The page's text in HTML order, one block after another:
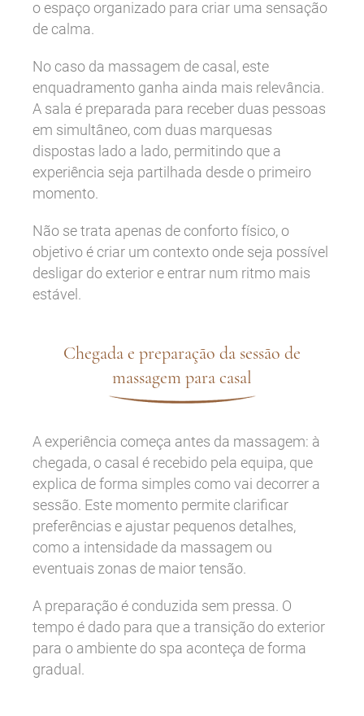
o espaço organizado para criar uma sensação
de calma.
No caso da massagem de casal, este
enquadramento ganha ainda mais relevância.
A sala é preparada para receber duas pessoas
em simultâneo, com duas marquesas
dispostas lado a lado, permitindo que a
experiência seja partilhada desde o primeiro
momento.
Não se trata apenas de conforto físico, o
objetivo é criar um contexto onde seja possível
desligar do exterior e entrar num ritmo mais
estável.
Chegada e preparação da sessão de
massagem para casal
A experiência começa antes da massagem: à
chegada, o casal é recebido pela equipa, que
explica de forma simples como vai decorrer a
sessão. Este momento permite clarificar
preferências e ajustar pequenos detalhes,
como a intensidade da massagem ou
eventuais zonas de maior tensão.
A preparação é conduzida sem pressa. O
tempo é dado para que a transição do exterior
para o ambiente do spa aconteça de forma
gradual.